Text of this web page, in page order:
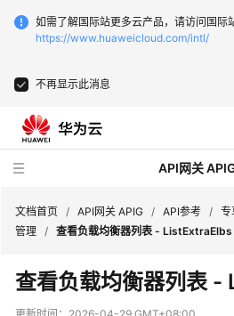
如需了解国际站更多云产品，请访问国际
https://www.huaweicloud.com/intl/
不再显示此消息
API网关
最
新
动
文档首页 / API网关 APIG / API参考 / 专
管理 / 查看负载均衡器列表 - ListExtraElbs
查看负载均衡器列表